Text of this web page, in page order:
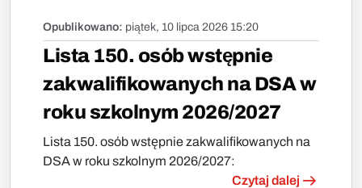
Opublikowano: piątek, 10 lipca 2026 15:20
Lista 150. osób wstępnie
zakwalifikowanych na DSA w
roku szkolnym 2026/2027
Lista 150. osób wstępnie zakwalifikowanych na
DSA w roku szkolnym 2026/2027:
Czytaj dalej